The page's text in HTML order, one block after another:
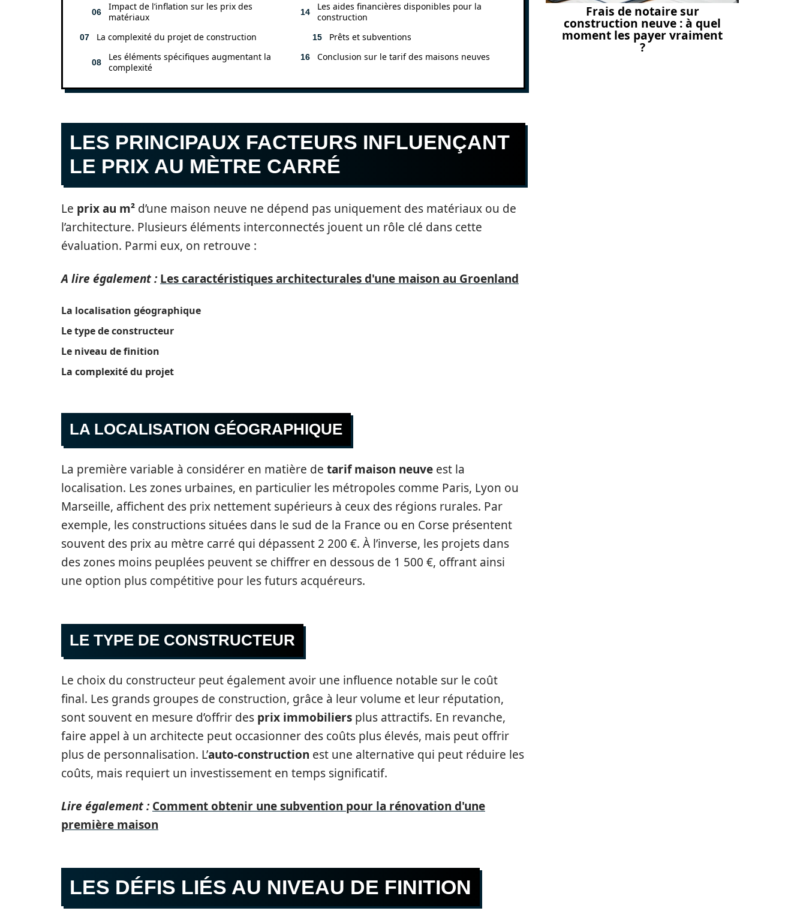
Impact de l’inflation sur les prix des
matériaux
La complexité du projet de construction
Les éléments spécifiques augmentant la
complexité
Les aides financières disponibles pour la
construction
Prêts et subventions
Conclusion sur le tarif des maisons neuves
LES PRINCIPAUX FACTEURS INFLUENÇANT
LE PRIX AU MÈTRE CARRÉ
Le prix au m² d’une maison neuve ne dépend pas uniquement des matériaux ou de
l’architecture. Plusieurs éléments interconnectés jouent un rôle clé dans cette
évaluation. Parmi eux, on retrouve :
A lire également : Les caractéristiques architecturales d'une maison au Groenland
La localisation géographique
Le type de constructeur
Le niveau de finition
La complexité du projet
LA LOCALISATION GÉOGRAPHIQUE
La première variable à considérer en matière de tarif maison neuve est la
localisation. Les zones urbaines, en particulier les métropoles comme Paris, Lyon ou
Marseille, affichent des prix nettement supérieurs à ceux des régions rurales. Par
exemple, les constructions situées dans le sud de la France ou en Corse présentent
souvent des prix au mètre carré qui dépassent 2 200 €. À l’inverse, les projets dans
des zones moins peuplées peuvent se chiffrer en dessous de 1 500 €, offrant ainsi
une option plus compétitive pour les futurs acquéreurs.
LE TYPE DE CONSTRUCTEUR
Le choix du constructeur peut également avoir une influence notable sur le coût
final. Les grands groupes de construction, grâce à leur volume et leur réputation,
sont souvent en mesure d’offrir des prix immobiliers plus attractifs. En revanche,
faire appel à un architecte peut occasionner des coûts plus élevés, mais peut offrir
plus de personnalisation. L’auto-construction est une alternative qui peut réduire les
coûts, mais requiert un investissement en temps significatif.
Lire également : Comment obtenir une subvention pour la rénovation d'une
première maison
LES DÉFIS LIÉS AU NIVEAU DE FINITION
Frais de notaire sur
construction neuve : à quel
moment les payer vraiment
?